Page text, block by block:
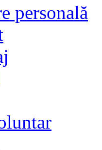
personală